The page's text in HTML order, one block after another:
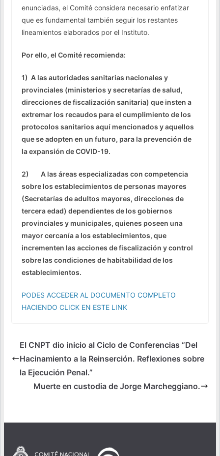
enunciadas, el Comité considera necesario enfatizar
que es fundamental también seguir los restantes
lineamientos elaborados por el Instituto.
Por ello, el Comité recomienda:
1) A las autoridades sanitarias nacionales y
provinciales (ministerios y secretarías de salud,
direcciones de fiscalización sanitaria) que insten a
extremar los recaudos para el cumplimiento de los
protocolos sanitarios aquí mencionados y aquellos
que se adopten en un futuro, para la prevención de
la expansión de COVID-19.
2) A las áreas especializadas con competencia
sobre los establecimientos de personas mayores
(Secretarías de adultos mayores, direcciones de
tercera edad) dependientes de los gobiernos
provinciales y municipales, quienes poseen una
mayor cercanía a los establecimientos, que
incrementen las acciones de fiscalización y control
sobre las condiciones de habitabilidad de los
establecimientos.
PODES ACCEDER AL DOCUMENTO COMPLETO
HACIENDO CLICK EN ESTE LINK
El CNPT dio inicio al Ciclo de Conferencias “Del
Hacinamiento a la Reinserción. Reflexiones sobre
la Ejecución Penal.”
Muerte en custodia de Jorge Marcheggiano.